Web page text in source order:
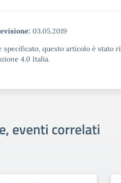
03.05.2019
specificato, questo articolo è stato
4.0 Italia.
eventi correlati